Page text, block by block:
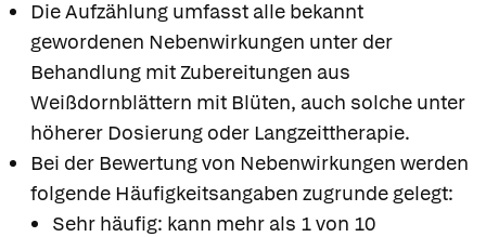
Die Aufzählung umfasst alle bekannt
gewordenen Nebenwirkungen unter der
Behandlung mit Zubereitungen aus
Weißdornblättern mit Blüten, auch solche unter
höherer Dosierung oder Langzeittherapie.
Bei der Bewertung von Nebenwirkungen werden
folgende Häufigkeitsangaben zugrunde gelegt:
Sehr häufig: kann mehr als 1 von 10